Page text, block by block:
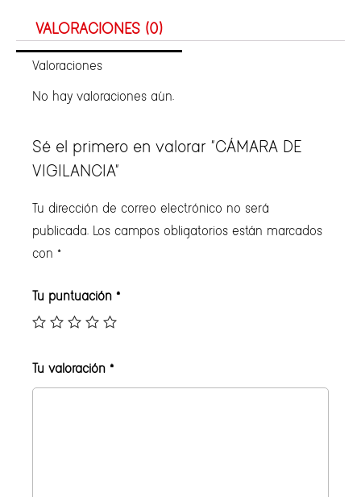
VALORACIONES (0)
Valoraciones
No hay valoraciones aún.
Sé el primero en valorar “CÁMARA DE
VIGILANCIA”
Tu dirección de correo electrónico no será
publicada. Los campos obligatorios están marcados
con *
Tu puntuación *
Tu valoración *